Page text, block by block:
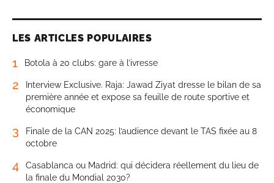
LES ARTICLES POPULAIRES
1 Botola à 20 clubs: gare à l’ivresse
2
Interview Exclusive. Raja: Jawad Ziyat dresse le bilan de sa
première année et expose sa feuille de route sportive et
économique
3
Finale de la CAN 2025: l’audience devant le TAS fixée au 8
octobre
4
Casablanca ou Madrid: qui décidera réellement du lieu de
la finale du Mondial 2030?